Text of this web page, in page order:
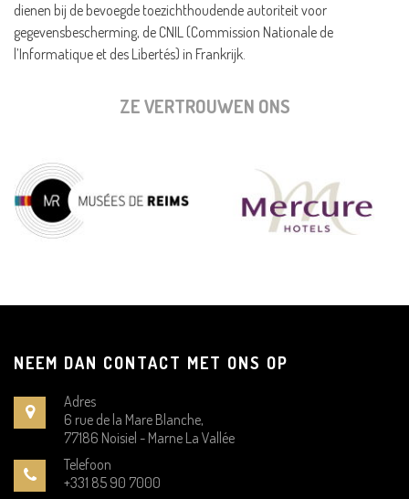
dienen bij de bevoegde toezichthoudende autoriteit voor
gegevensbescherming, de CNIL (Commission Nationale de
l’Informatique et des Libertés) in Frankrijk.
ZE VERTROUWEN ONS
NEEM DAN CONTACT MET ONS OP
Adres
6 rue de la Mare Blanche,
77186 Noisiel - Marne La Vallée
Telefoon
+331 85 90 7000